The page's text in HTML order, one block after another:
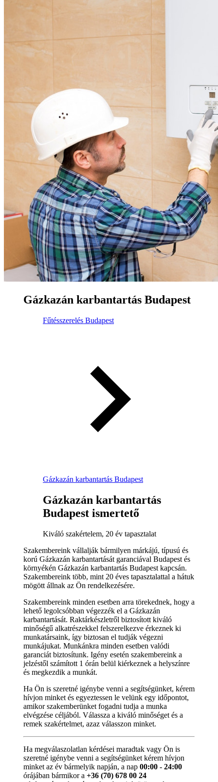
Gázkazán karbantartás Budapest
Fűtésszerelés Budapest
Gázkazán karbantartás Budapest
Gázkazán karbantartás
Budapest ismertető
Kiváló szakértelem, 20 év tapasztalat
Szakembereink vállalják bármilyen márkájú, típusú és
korú Gázkazán karbantartását garanciával Budapest és
környékén Gázkazán karbantartás Budapest kapcsán.
Szakembereink több, mint 20 éves tapasztalattal a hátuk
mögött állnak az Ön rendelkezésére.
Szakembereink minden esetben arra törekednek, hogy a
lehető legolcsóbban végezzék el a Gázkazán
karbantartását. Raktárkészletről biztosított kiváló
minőségű alkatrészekkel felszerelkezve érkeznek ki
munkatársaink, így biztosan el tudják végezni
munkájukat. Munkánkra minden esetben valódi
garanciát biztosítunk. Igény esetén szakembereink a
jelzéstől számított 1 órán belül kiérkeznek a helyszínre
és megkezdik a munkát.
Ha Ön is szeretné igénybe venni a segítségünket, kérem
hívjon minket és egyeztessen le velünk egy időpontot,
amikor szakemberünket fogadni tudja a munka
elvégzése céljából. Válassza a kiváló minőséget és a
remek szakértelmet, azaz válasszon minket.
Ha megválaszolatlan kérdései maradtak vagy Ön is
szeretné igénybe venni a segítségünket kérem hívjon
minket az év bármelyik napján, a nap 00:00 - 24:00
órájában bármikor a +36 (70) 678 00 24